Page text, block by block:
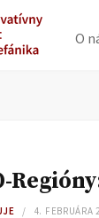
O
4. FEBRUÁRA